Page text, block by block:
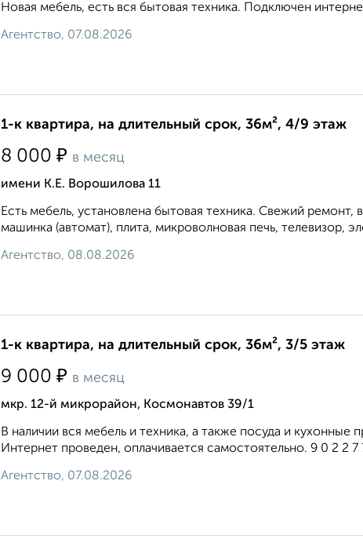
Новая мебель, есть вся бытовая техника. Подключен
Агентство, 07.08.2026
1-к квартира, на длительный срок, 36м², 4/9 этаж
8 000 ₽ в месяц
имени К.Е. Ворошилова 11
Есть мебель, установлена бытовая техника. Свежий ремонт,
машинка (автомат), плита, микроволновая печь, телевизор,
Агентство, 08.08.2026
1-к квартира, на длительный срок, 36м², 3/5 этаж
9 000 ₽ в месяц
мкр. 12-й микрорайон, Космонавтов 39/1
В наличии вся мебель и техника, а также посуда и
Интернет проведен, оплачивается самостоятельно. 9 0 2 2 7
Агентство, 07.08.2026